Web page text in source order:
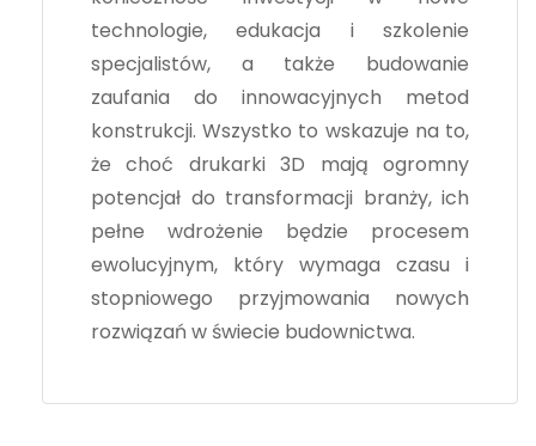
technologie, edukacja i szkolenie
specjalistów, a także budowanie
zaufania do innowacyjnych metod
konstrukcji. Wszystko to wskazuje na to,
że choć drukarki 3D mają ogromny
potencjał do transformacji branży, ich
pełne wdrożenie będzie procesem
ewolucyjnym, który wymaga czasu i
stopniowego przyjmowania nowych
rozwiązań w świecie budownictwa.